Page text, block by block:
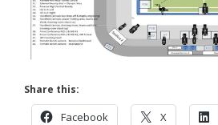
Share this:
Facebook X